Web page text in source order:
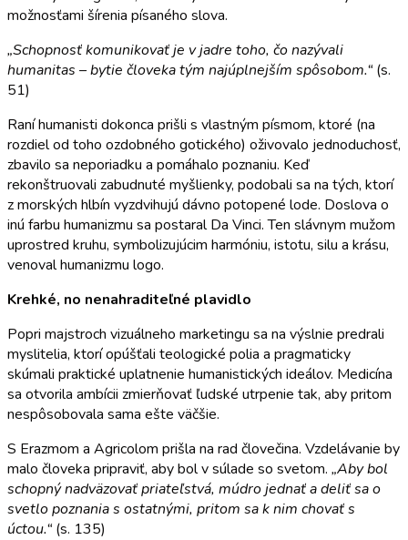
možnosťami šírenia písaného slova.
„Schopnosť komunikovať je v jadre toho, čo nazývali
humanitas – bytie človeka tým najúplnejším spôsobom.“ (s.
51)
Raní humanisti dokonca prišli s vlastným písmom, ktoré (na
rozdiel od toho ozdobného gotického) oživovalo jednoduchosť,
zbavilo sa neporiadku a pomáhalo poznaniu. Keď
rekonštruovali zabudnuté myšlienky, podobali sa na tých, ktorí
z morských hlbín vyzdvihujú dávno potopené lode. Doslova o
inú farbu humanizmu sa postaral Da Vinci. Ten slávnym mužom
uprostred kruhu, symbolizujúcim harmóniu, istotu, silu a krásu,
venoval humanizmu logo.
Krehké, no nenahraditeľné plavidlo
Popri majstroch vizuálneho marketingu sa na výslnie predrali
myslitelia, ktorí opúšťali teologické polia a pragmaticky
skúmali praktické uplatnenie humanistických ideálov. Medicína
sa otvorila ambícii zmierňovať ľudské utrpenie tak, aby pritom
nespôsobovala sama ešte väčšie.
S Erazmom a Agricolom prišla na rad človečina. Vzdelávanie by
malo človeka pripraviť, aby bol v súlade so svetom. „Aby bol
schopný nadväzovať priateľstvá, múdro jednať a deliť sa o
svetlo poznania s ostatnými, pritom sa k nim chovať s
úctou.“ (s. 135)